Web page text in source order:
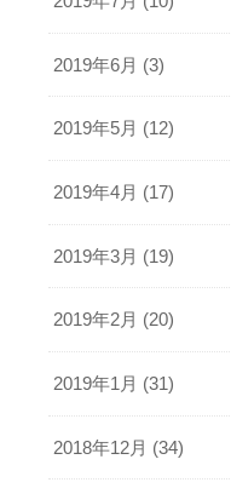
2019年6月 (3)
2019年5月 (12)
2019年4月 (17)
2019年3月 (19)
2019年2月 (20)
2019年1月 (31)
2018年12月 (34)